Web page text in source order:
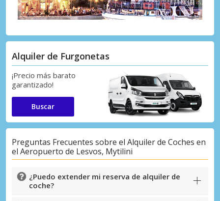
Alquiler de Furgonetas
¡Precio más barato
garantizado!
Buscar
Preguntas Frecuentes sobre el Alquiler de Coches en
el Aeropuerto de Lesvos, Mytilini
¿Puedo extender mi reserva de alquiler de
coche?